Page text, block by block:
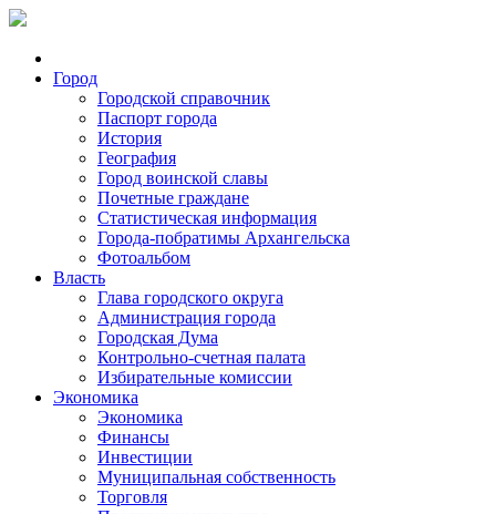
Город
Городской справочник
Паспорт города
История
География
Город воинской славы
Почетные граждане
Статистическая информация
Города-побратимы Архангельска
Фотоальбом
Власть
Глава городского округа
Администрация города
Городская Дума
Контрольно-счетная палата
Избирательные комиссии
Экономика
Экономика
Финансы
Инвестиции
Муниципальная собственность
Торговля